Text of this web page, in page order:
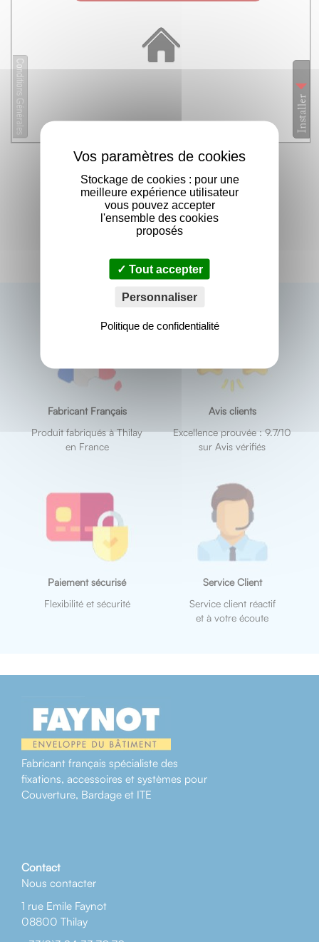
Fabricant Français
Produit fabriqués à Thilay
en France
Avis clients
Excellence prouvée : 9.7/10
sur Avis vérifiés
Paiement sécurisé
Flexibilité et sécurité
Service Client
Service client réactif
et à votre écoute
Fabricant français spécialiste des
fixations, accessoires et systèmes pour
Couverture, Bardage et ITE
Contact
Nous contacter
1 rue Emile Faynot
08800 Thilay
Stockage de cookies : pour une
meilleure expérience utilisateur
vous pouvez accepter
l'ensemble des cookies
proposés
Tout accepter
Personnaliser
Politique de confidentialité